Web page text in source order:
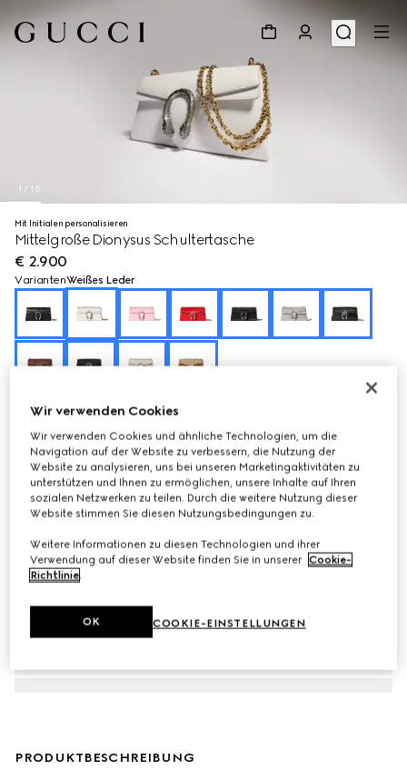
1 / 10
Mit Initialen personalisieren
Mittelgroße Dionysus Schultertasche
€ 2.900
VariantenWeißes Leder
PRODUKTBESCHREIBUNG
Wir verwenden Cookies
Wir verwenden Cookies und ähnliche Technologien, um die
Navigation auf der Website zu verbessern, die Nutzung der
Website zu analysieren, uns bei unseren Marketingaktivitäten zu
unterstützen und Ihnen zu ermöglichen, unsere Inhalte auf Ihren
sozialen Netzwerken zu teilen. Durch die weitere Nutzung dieser
Website stimmen Sie diesen Nutzungsbedingungen zu.
Weitere Informationen zu diesen Technologien und ihrer
Verwendung auf dieser Website finden Sie in unserer Cookie-
Richtlinie.
COOKIE-EINSTELLUNGEN
OK